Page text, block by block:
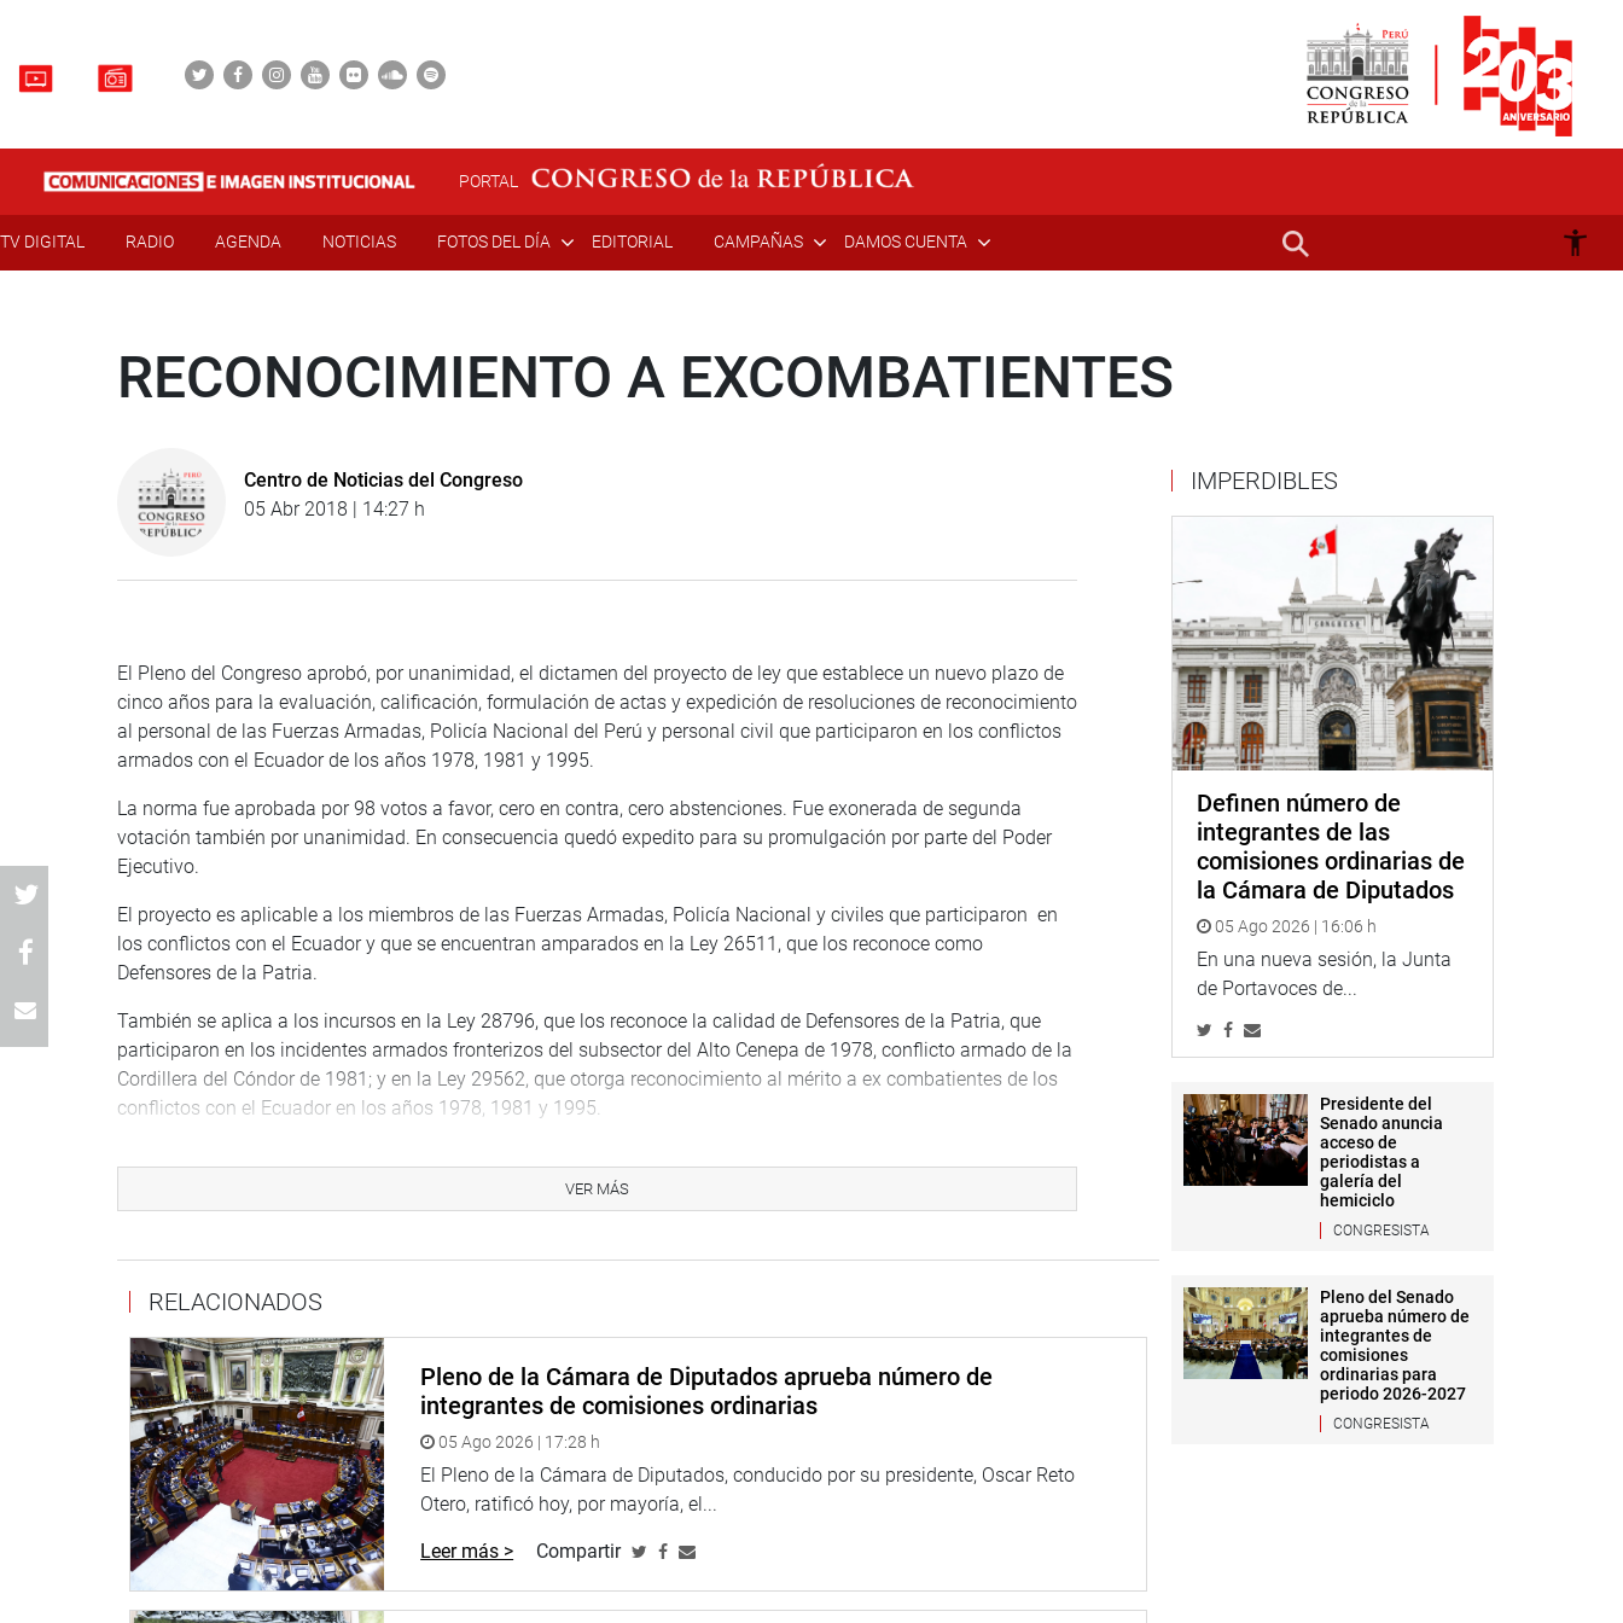
PORTAL
TV DIGITAL RADIO AGENDA NOTICIAS FOTOS DEL DÍA EDITORIAL CAMPAÑAS DAMOS CUENTA
RECONOCIMIENTO A EXCOMBATIENTES
Centro de Noticias del Congreso
05 Abr 2018 | 14:27 h
El Pleno del Congreso aprobó, por unanimidad, el dictamen del proyecto de ley que establece un nuevo plazo de
cinco años para la evaluación, calificación, formulación de actas y expedición de resoluciones de reconocimiento
al personal de las Fuerzas Armadas, Policía Nacional del Perú y personal civil que participaron en los conflictos
armados con el Ecuador de los años 1978, 1981 y 1995.
La norma fue aprobada por 98 votos a favor, cero en contra, cero abstenciones. Fue exonerada de segunda
votación también por unanimidad. En consecuencia quedó expedito para su promulgación por parte del Poder
Ejecutivo.
El proyecto es aplicable a los miembros de las Fuerzas Armadas, Policía Nacional y civiles que participaron en
los conflictos con el Ecuador y que se encuentran amparados en la Ley 26511, que los reconoce como
Defensores de la Patria.
También se aplica a los incursos en la Ley 28796, que los reconoce la calidad de Defensores de la Patria, que
participaron en los incidentes armados fronterizos del subsector del Alto Cenepa de 1978, conflicto armado de la
Cordillera del Cóndor de 1981; y en la Ley 29562, que otorga reconocimiento al mérito a ex combatientes de los
conflictos con el Ecuador en los años 1978, 1981 y 1995.
a partir de la fecha de su publicación de la presente norma, para continuar con la evaluación, calificación,
formulación de actas y expedición de resoluciones de reconocimiento a los miembros de las Fuerzas Armadas,
Establece que el Comando Conjunto de las Fuerzas Armadas impulsa de oficio la evaluación, calificación
formulación de actas y expedición de resoluciones de reconocimiento a los miembros de las Fuerzas Armadas,
Policía Nacional y civiles que participaron en el conflicto con el Ecuador.
El presidente de la Comisión de Defensa Nacional, Javier Velásquez Quesquén (CPA), señaló que solo se está
fijando un plazo de cinco años y que es respaldado por los congresistas Edwin Donayre (APP) y Luis Yika (FP).
Es un proyecto que hace justicia a quienes arriesgaron sus vidas por los sagrados intereses de la patria.
Edwin Donayre subrayó que pocas veces en la historia un congreso como el actual, expresa su agradecimiento
al esfuerzo de las Fuerzas Armadas que ofrendaron su vida por los intereses de la patria. Es justo que se les
amplíe en cinco años a quienes combatieron por la patria.
VER MÁS
RELACIONADOS
Pleno de la Cámara de Diputados aprueba número de
integrantes de comisiones ordinarias
05 Ago 2026 | 17:28 h
El Pleno de la Cámara de Diputados, conducido por su presidente, Oscar Reto
Otero, ratificó hoy, por mayoría, el...
Leer más > Compartir
IMPERDIBLES
Definen número de
integrantes de las
comisiones ordinarias de
la Cámara de Diputados
05 Ago 2026 | 16:06 h
En una nueva sesión, la Junta
de Portavoces de...
Presidente del
Senado anuncia
acceso de
periodistas a
galería del
hemiciclo
CONGRESISTA
Pleno del Senado
aprueba número de
integrantes de
comisiones
ordinarias para
periodo 2026-2027
CONGRESISTA